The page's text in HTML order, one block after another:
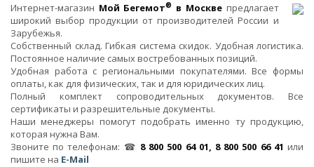
Интернет-магазин Мой Бегемот® в Москвепредлагает
широкий выбор продукции от производителей России и
Зарубежья.
Собственный склад. Гибкая система скидок. Удобная логистика.
Постоянное наличие самых востребованных позиций.
Удобная работа с региональными покупателями. Все формы
оплаты, как для физических, так и для юридических лиц.
Полный комплект сопроводительных документов. Все
сертификаты и разрешительные документы.
Наши менеджеры помогут подобрать именно ту продукцию,
которая нужна Вам.
Звоните по телефонам: ☎ 8 800 500 64 01, 8 800 500 66 41 или
пишите на E-Mail